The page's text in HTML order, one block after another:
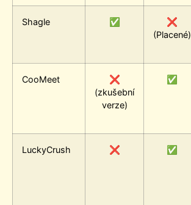
Shagle ✅
❌
(Placené)
CooMeet
❌
(zkušební
verze)
✅
LuckyCrush ❌ ✅